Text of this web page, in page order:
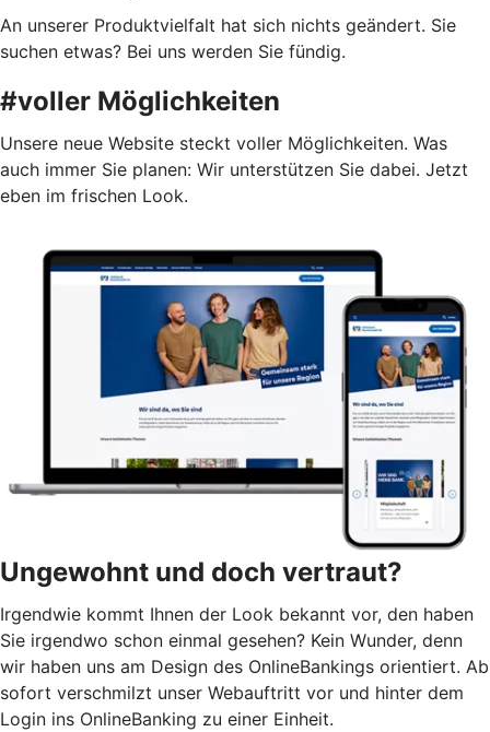
An unserer Produktvielfalt hat sich nichts geändert. Sie
suchen etwas? Bei uns werden Sie fündig.
#voller Möglichkeiten
Unsere neue Website steckt voller Möglichkeiten. Was
auch immer Sie planen: Wir unterstützen Sie dabei. Jetzt
eben im frischen Look.
Ungewohnt und doch vertraut?
Irgendwie kommt Ihnen der Look bekannt vor, den haben
Sie irgendwo schon einmal gesehen? Kein Wunder, denn
wir haben uns am Design des OnlineBankings orientiert. Ab
sofort verschmilzt unser Webauftritt vor und hinter dem
Login ins OnlineBanking zu einer Einheit.